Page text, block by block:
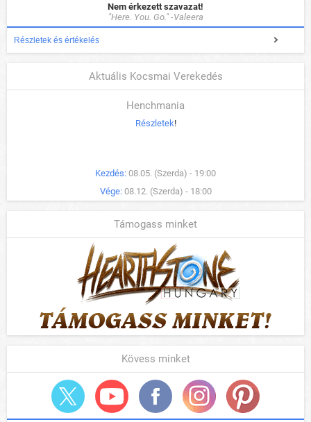
Nem érkezett szavazat!
"Here. You. Go." -Valeera
Részletek és értékelés
Aktuális Kocsmai Verekedés
Henchmania
Részletek!
Kezdés: 08.05. (Szerda) - 19:00
Vége: 08.12. (Szerda) - 18:00
Támogass minket
Kövess minket